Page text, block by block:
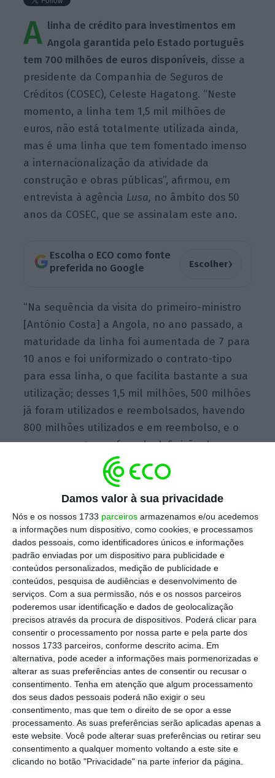
Damos valor à sua privacidade
Nós e os nossos 1733 parceiros armazenamos e/ou acedemos
a informações num dispositivo, como cookies, e processamos
dados pessoais, como identificadores únicos e informações
padrão enviadas por um dispositivo para publicidade e
conteúdos personalizados, medição de publicidade e
conteúdos, pesquisa de audiências e desenvolvimento de
serviços. Com a sua permissão, nós e os nossos parceiros
poderemos usar identificação e dados de geolocalização
precisos através da procura de dispositivos. Poderá clicar para
consentir o processamento por nossa parte e pela parte dos
nossos 1733 parceiros, conforme descrito acima. Em
alternativa, pode aceder a informações mais pormenorizadas e
alterar as suas preferências antes de consentir ou recusar o
consentimento. Tenha em atenção que algum processamento
dos seus dados pessoais poderá não exigir o seu
consentimento, mas que tem o direito de se opor a esse
processamento. As suas preferências serão aplicadas apenas a
este website. Você pode alterar suas preferências ou retirar seu
consentimento a qualquer momento voltando a este site e
clicando no botão "Privacidade" na parte inferior da página.
A linha de crédito para investimentos em
Angola garantida pelo Estado português
tem 700 milhões de euros disponíveis, disse a
presidente da Companhia de Seguros de
Créditos (COSEC), Celeste Hagatong. “Neste
momento, a linha tem 1,5 mil milhões de
euros, não está totalmente utilizada ainda,
mas é uma linha que tem fomentado imenso
a internacionalização da atividade da
construção e obras públicas”, afirmou, em
entrevista à agência Lusa, no âmbito dos 50
anos da COSEC, que se assinalam este ano.
Escolha o ECO como fonte
preferida no Google
Escolher›
“Na sequência da visita do primeiro-ministro
[António Costa] a Angola, no ano passado, a
maturidade da linha foi aumentada de 7 para
10 anos e foi uniformizado o contrato-tipo
para essa linha, o que facilita bastante a sua
utilização; desses 1,5 mil milhões, 500 milhões
já foram utilizados e reembolsados, havendo
800 milhões utilizados e em reembolso, e o
remanescente em fase de definição de
prioridades pelo Governo de Angola, que é
quem define a prioridade e o
enquadramento,havendo 700 milhões por
utilizar“, apontou a responsável.
Economist: Relançar produção de petróleo em
Angola é vital
Ler Mais
Questionada sobre se há falta de apetência
das empresas portuguesas por Angola,
Celeste Hagatong rejeitou a ideia, explicando
quea existência de valores disponíveis e não
utilizados tem a ver com a situação específica
da economia de Angola, ainda a recuperar de
vários anos de recessão e com um alto nível
de endividamento, que o Fundo Monetário
Internacional (FMI), com quem o país assinou